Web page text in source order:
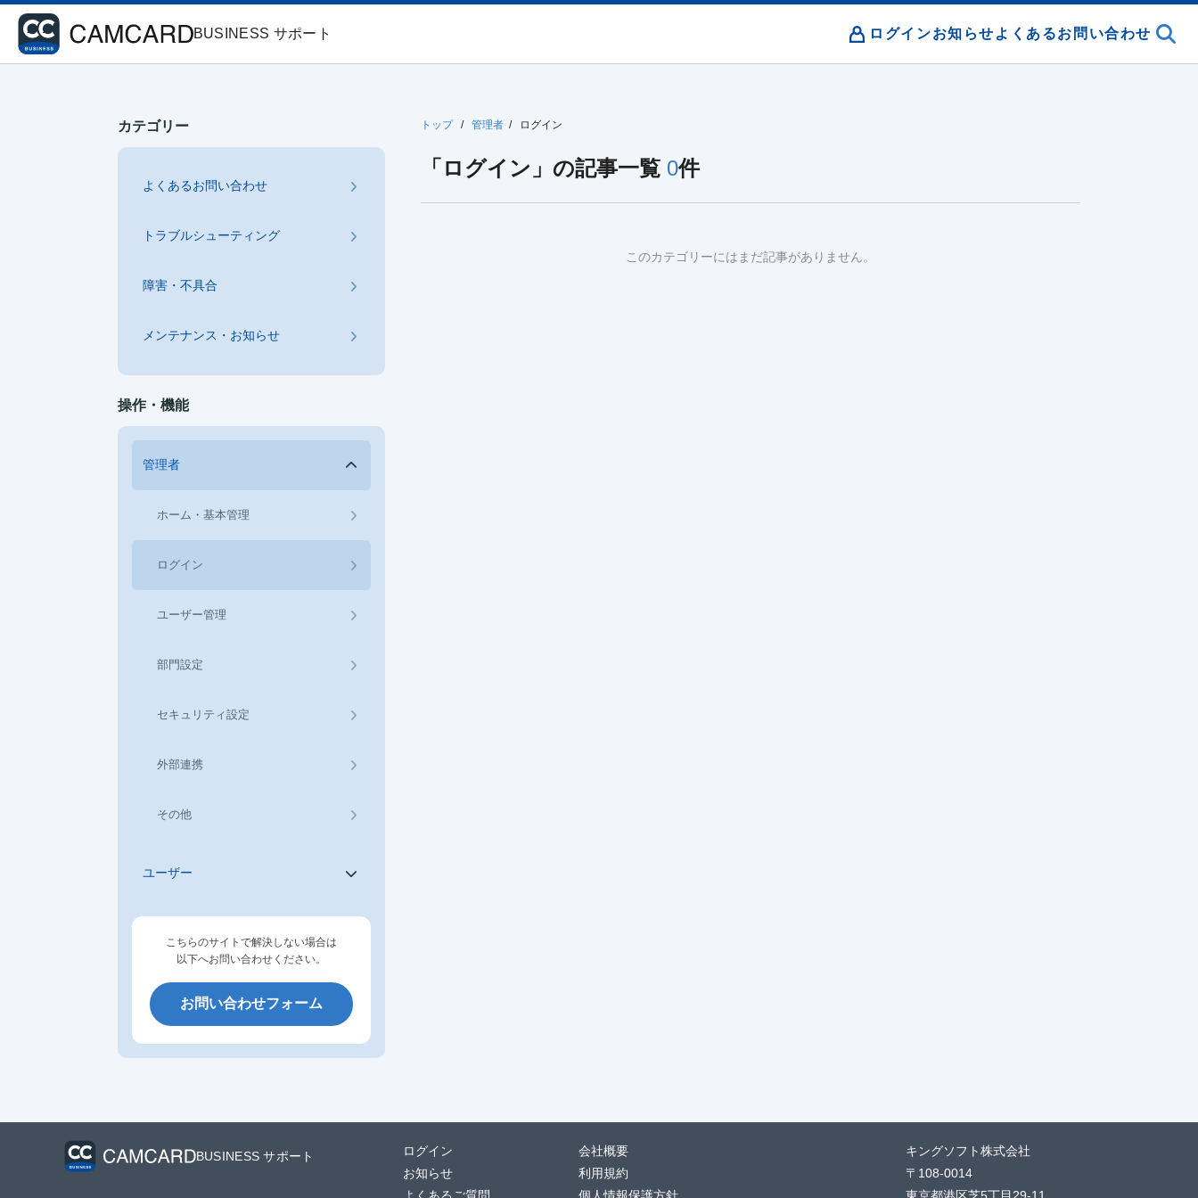
BUSINESS サポート ログインお知らせ よくあるお問い合わせ
カテゴリー
よくあるお問い合わせ
トラブルシューティング
障害・不具合
メンテナンス・お知らせ
操作・機能
管理者
ホーム・基本管理
ログイン
ユーザー管理
部門設定
セキュリティ設定
外部連携
その他
ユーザー
こちらのサイトで解決しない場合は
以下へお問い合わせください。
お問い合わせフォーム
トップ / 管理者 / ログイン
「ログイン」の記事一覧 0件
このカテゴリーにはまだ記事がありません。
BUSINESS サポート
ログイン
お知らせ
会社概要
利用規約
キングソフト株式会社
〒108-0014